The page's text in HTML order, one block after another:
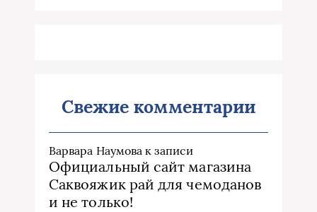
Свежие комментарии
Варвара Наумова к записи
Официальный сайт магазина
Саквояжик рай для чемоданов
и не только!